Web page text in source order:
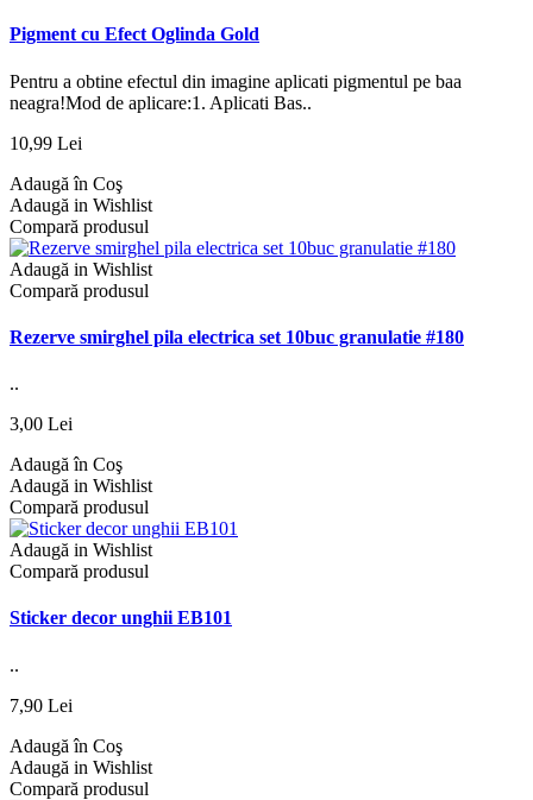
Pigment cu Efect Oglinda Gold
Pentru a obtine efectul din imagine aplicati pigmentul pe baa
neagra!Mod de aplicare:1. Aplicati Bas..
10,99 Lei
Adaugă în Coş
Adaugă in Wishlist
Compară produsul
Adaugă in Wishlist
Compară produsul
Rezerve smirghel pila electrica set 10buc granulatie #180
..
3,00 Lei
Adaugă în Coş
Adaugă in Wishlist
Compară produsul
Adaugă in Wishlist
Compară produsul
Sticker decor unghii EB101
..
7,90 Lei
Adaugă în Coş
Adaugă in Wishlist
Compară produsul